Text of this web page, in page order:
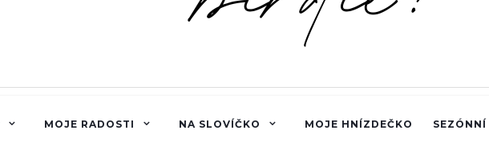
MOJE RADOSTI NA SLOVÍČKO MOJE HNÍZDEČKO